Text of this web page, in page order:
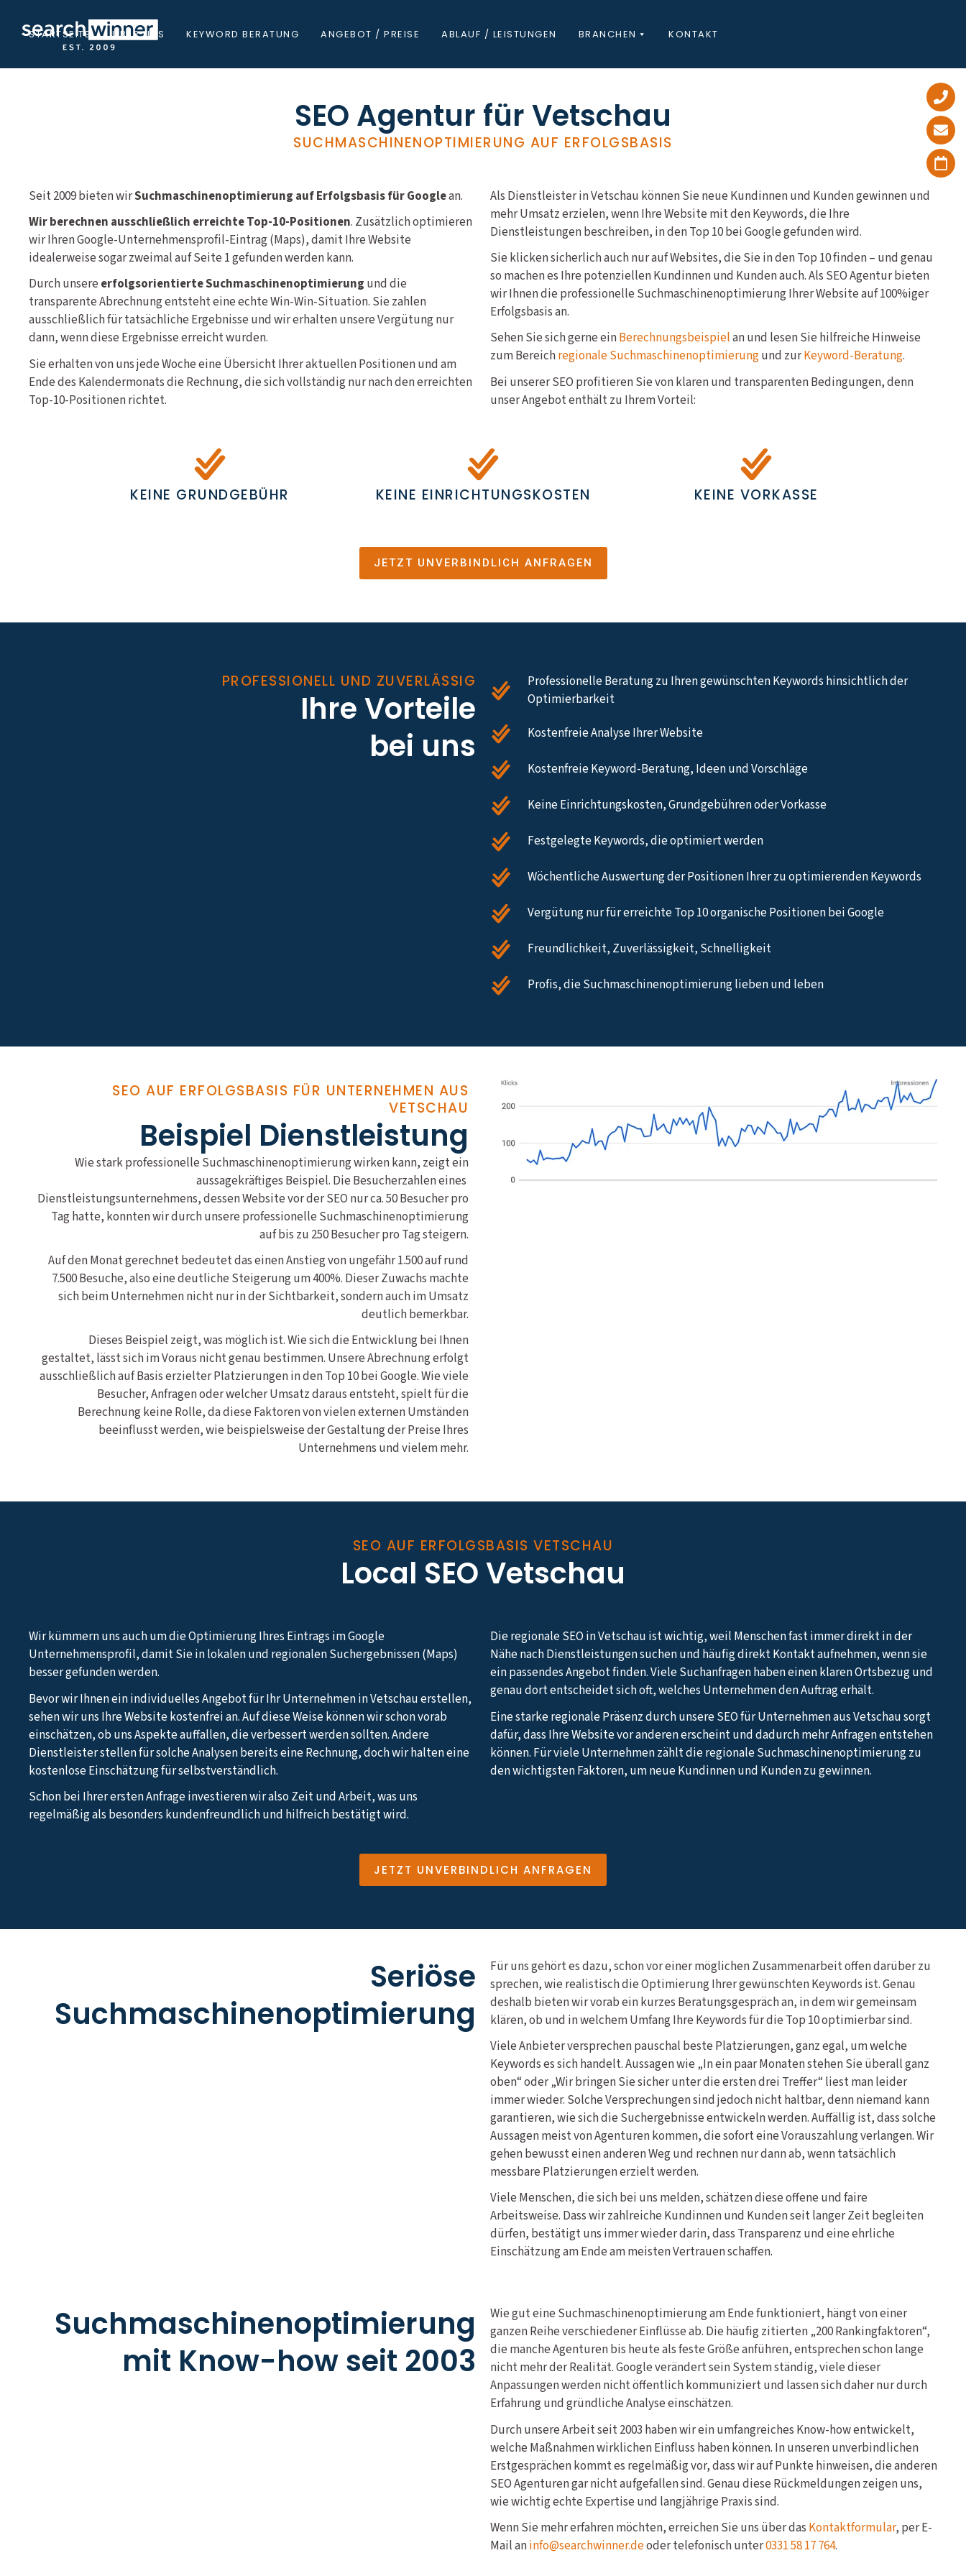
STARTSEITE ÜBER UNS KEYWORD BERATUNG ANGEBOT / PREISE ABLAUF / LEISTUNGEN BRANCHEN KONTAKT
SEO Agentur für Vetschau
SUCHMASCHINENOPTIMIERUNG AUF ERFOLGSBASIS
Seit 2009 bieten wirSuchmaschinenoptimierung auf Erfolgsbasis für Googlean.
Wir berechnen ausschließlich erreichte Top-10-Positionen. Zusätzlich optimieren
wir Ihren Google-Unternehmensprofil-Eintrag (Maps), damit Ihre Website
idealerweise sogar zweimal auf Seite 1 gefunden werden kann.
Durch unsere erfolgsorientierte Suchmaschinenoptimierung und die
transparente Abrechnung entsteht eine echte Win-Win-Situation. Sie zahlen
ausschließlich für tatsächliche Ergebnisse und wir erhalten unsere Vergütung nur
dann, wenn diese Ergebnisse erreicht wurden.
Sie erhalten von uns jede Woche eine Übersicht Ihrer aktuellen Positionen und am
Ende des Kalendermonats die Rechnung, die sich vollständig nur nach den erreichten
Top-10-Positionen richtet.
Als Dienstleister in Vetschau können Sie neue Kundinnen und Kunden gewinnen und
mehr Umsatz erzielen, wenn Ihre Website mit den Keywords, die Ihre
Dienstleistungen beschreiben, in den Top 10 bei Google gefunden wird.
Sie klicken sicherlich auch nur auf Websites, die Sie in den Top 10 finden – und genau
so machen es Ihre potenziellen Kundinnen und Kunden auch. Als SEO Agentur bieten
wir Ihnen die professionelle Suchmaschinenoptimierung Ihrer Website auf 100%iger
Erfolgsbasis an.
Sehen Sie sich gerne einBerechnungsbeispielan und lesen Sie hilfreiche Hinweise
zum Bereichregionale Suchmaschinenoptimierungund zurKeyword-Beratung.
Bei unserer SEO profitieren Sie von klaren und transparenten Bedingungen, denn
unser Angebot enthält zu Ihrem Vorteil:
KEINE GRUNDGEBÜHR KEINE EINRICHTUNGSKOSTEN KEINE VORKASSE
JETZT UNVERBINDLICH ANFRAGEN
PROFESSIONELL UND ZUVERLÄSSIG
Ihre Vorteile
bei uns
Professionelle Beratung zu Ihren gewünschten Keywords hinsichtlich der
Optimierbarkeit
Kostenfreie Analyse Ihrer Website
Kostenfreie Keyword-Beratung, Ideen und Vorschläge
Keine Einrichtungskosten, Grundgebühren oder Vorkasse
Festgelegte Keywords, die optimiert werden
Wöchentliche Auswertung der Positionen Ihrer zu optimierenden Keywords
Vergütung nur für erreichte Top 10 organische Positionen bei Google
Freundlichkeit, Zuverlässigkeit, Schnelligkeit
Profis, die Suchmaschinenoptimierung lieben und leben
SEO AUF ERFOLGSBASIS FÜR UNTERNEHMEN AUS
VETSCHAU
Beispiel Dienstleistung
Wie stark professionelle Suchmaschinenoptimierung wirken kann, zeigt ein
aussagekräftiges Beispiel. Die Besucherzahlen eines
Dienstleistungsunternehmens, dessen Website vor der SEO nur ca. 50 Besucher pro
Tag hatte, konnten wir durch unsere professionelle Suchmaschinenoptimierung
auf bis zu 250 Besucher pro Tag steigern.
Auf den Monat gerechnet bedeutet das einen Anstieg von ungefähr 1.500 auf rund
7.500 Besuche, also eine deutliche Steigerung um 400%. Dieser Zuwachs machte
sich beim Unternehmen nicht nur in der Sichtbarkeit, sondern auch im Umsatz
deutlich bemerkbar.
Dieses Beispiel zeigt, was möglich ist. Wie sich die Entwicklung bei Ihnen
gestaltet, lässt sich im Voraus nicht genau bestimmen. Unsere Abrechnung erfolgt
ausschließlich auf Basis erzielter Platzierungen in den Top 10 bei Google. Wie viele
Besucher, Anfragen oder welcher Umsatz daraus entsteht, spielt für die
Berechnung keine Rolle, da diese Faktoren von vielen externen Umständen
beeinflusst werden, wie beispielsweise der Gestaltung der Preise Ihres
Unternehmens und vielem mehr.
SEO AUF ERFOLGSBASIS VETSCHAU
Local SEO Vetschau
Wir kümmern uns auch um die Optimierung Ihres Eintrags im Google
Unternehmensprofil, damit Sie in lokalen und regionalen Suchergebnissen (Maps)
besser gefunden werden.
Bevor wir Ihnen ein individuelles Angebot für Ihr Unternehmen in Vetschau erstellen,
sehen wir uns Ihre Website kostenfrei an. Auf diese Weise können wir schon vorab
einschätzen, ob uns Aspekte auffallen, die verbessert werden sollten. Andere
Dienstleister stellen für solche Analysen bereits eine Rechnung, doch wir halten eine
kostenlose Einschätzung für selbstverständlich.
Schon bei Ihrer ersten Anfrage investieren wir also Zeit und Arbeit, was uns
regelmäßig als besonders kundenfreundlich und hilfreich bestätigt wird.
Die regionale SEO in Vetschau ist wichtig, weil Menschen fast immer direkt in der
Nähe nach Dienstleistungen suchen und häufig direkt Kontakt aufnehmen, wenn sie
ein passendes Angebot finden. Viele Suchanfragen haben einen klaren Ortsbezug und
genau dort entscheidet sich oft, welches Unternehmen den Auftrag erhält.
Eine starke regionale Präsenz durch unsere SEO für Unternehmen aus Vetschau sorgt
dafür, dass Ihre Website vor anderen erscheint und dadurch mehr Anfragen entstehen
können. Für viele Unternehmen zählt die regionale Suchmaschinenoptimierung zu
den wichtigsten Faktoren, um neue Kundinnen und Kunden zu gewinnen.
JETZT UNVERBINDLICH ANFRAGEN
Seriöse
Suchmaschinenoptimierung
Für uns gehört es dazu, schon vor einer möglichen Zusammenarbeit offen darüber zu
sprechen, wie realistisch die Optimierung Ihrer gewünschten Keywords ist. Genau
deshalb bieten wir vorab ein kurzes Beratungsgespräch an, in dem wir gemeinsam
klären, ob und in welchem Umfang Ihre Keywords für die Top 10 optimierbar sind.
Viele Anbieter versprechen pauschal beste Platzierungen, ganz egal, um welche
Keywords es sich handelt. Aussagen wie „In ein paar Monaten stehen Sie überall ganz
oben“ oder „Wir bringen Sie sicher unter die ersten drei Treffer“ liest man leider
immer wieder. Solche Versprechungen sind jedoch nicht haltbar, denn niemand kann
garantieren, wie sich die Suchergebnisse entwickeln werden. Auffällig ist, dass solche
Aussagen meist von Agenturen kommen, die sofort eine Vorauszahlung verlangen. Wir
gehen bewusst einen anderen Weg und rechnen nur dann ab, wenn tatsächlich
messbare Platzierungen erzielt werden.
Viele Menschen, die sich bei uns melden, schätzen diese offene und faire
Arbeitsweise. Dass wir zahlreiche Kundinnen und Kunden seit langer Zeit begleiten
dürfen, bestätigt uns immer wieder darin, dass Transparenz und eine ehrliche
Einschätzung am Ende am meisten Vertrauen schaffen.
Suchmaschinenoptimierung
mit Know-how seit 2003
Wie gut eine Suchmaschinenoptimierung am Ende funktioniert, hängt von einer
ganzen Reihe verschiedener Einflüsse ab. Die häufig zitierten „200 Rankingfaktoren“,
die manche Agenturen bis heute als feste Größe anführen, entsprechen schon lange
nicht mehr der Realität. Google verändert sein System ständig, viele dieser
Anpassungen werden nicht öffentlich kommuniziert und lassen sich daher nur durch
Erfahrung und gründliche Analyse einschätzen.
Durch unsere Arbeit seit 2003 haben wir ein umfangreiches Know-how entwickelt,
welche Maßnahmen wirklichen Einfluss haben können. In unseren unverbindlichen
Erstgesprächen kommt es regelmäßig vor, dass wir auf Punkte hinweisen, die anderen
SEO Agenturen gar nicht aufgefallen sind. Genau diese Rückmeldungen zeigen uns,
wie wichtig echte Expertise und langjährige Praxis sind.
Wenn Sie mehr erfahren möchten, erreichen Sie uns über das Kontaktformular, per E-
Mail aninfo@searchwinner.deoder telefonisch unter0331 58 17 764.